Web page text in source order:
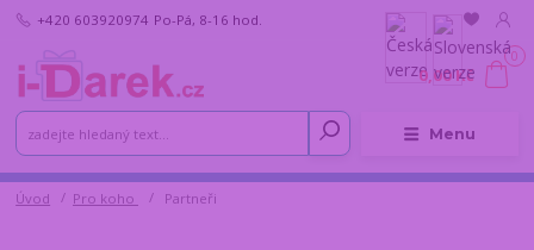
Menu
+420 603920974 Po-Pá, 8-16 hod.
0
0,00 Kč
Úvod Pro koho Partneři